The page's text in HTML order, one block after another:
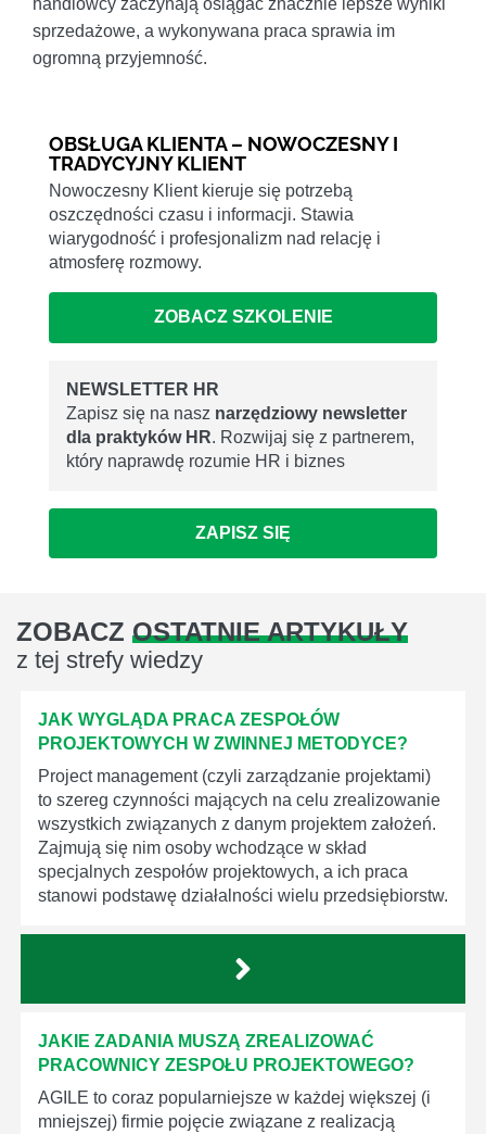
handlowcy zaczynają osiągać znacznie lepsze wyniki
sprzedażowe, a wykonywana praca sprawia im
ogromną przyjemność.
OBSŁUGA KLIENTA – NOWOCZESNY I
TRADYCYJNY KLIENT
Nowoczesny Klient kieruje się potrzebą
oszczędności czasu i informacji. Stawia
wiarygodność i profesjonalizm nad relację i
atmosferę rozmowy.
ZOBACZ SZKOLENIE
NEWSLETTER HR
Zapisz się na nasz narzędziowy newsletter
dla praktyków HR. Rozwijaj się z partnerem,
który naprawdę rozumie HR i biznes
ZAPISZ SIĘ
ZOBACZ OSTATNIE ARTYKUŁY
z tej strefy wiedzy
JAK WYGLĄDA PRACA ZESPOŁÓW
PROJEKTOWYCH W ZWINNEJ METODYCE?
Project management (czyli zarządzanie projektami)
to szereg czynności mających na celu zrealizowanie
wszystkich związanych z danym projektem założeń.
Zajmują się nim osoby wchodzące w skład
specjalnych zespołów projektowych, a ich praca
stanowi podstawę działalności wielu przedsiębiorstw.
JAKIE ZADANIA MUSZĄ ZREALIZOWAĆ
PRACOWNICY ZESPOŁU PROJEKTOWEGO?
AGILE to coraz popularniejsze w każdej większej (i
mniejszej) firmie pojęcie związane z realizacją